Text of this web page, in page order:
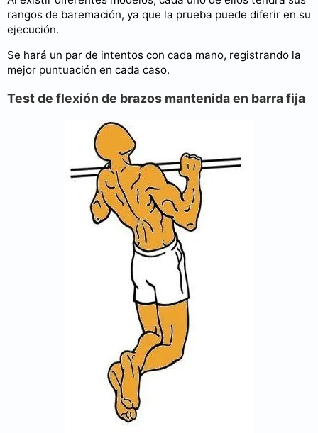
rangos de baremación, ya que la prueba puede diferir en su
ejecución.
Se hará un par de intentos con cada mano, registrando la
mejor puntuación en cada caso.
Test de flexión de brazos mantenida en barra fija